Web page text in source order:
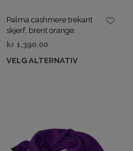
Palma cashmere trekant
skjerf, brent orange.
kr 1,390.00
VELG ALTERNATIV